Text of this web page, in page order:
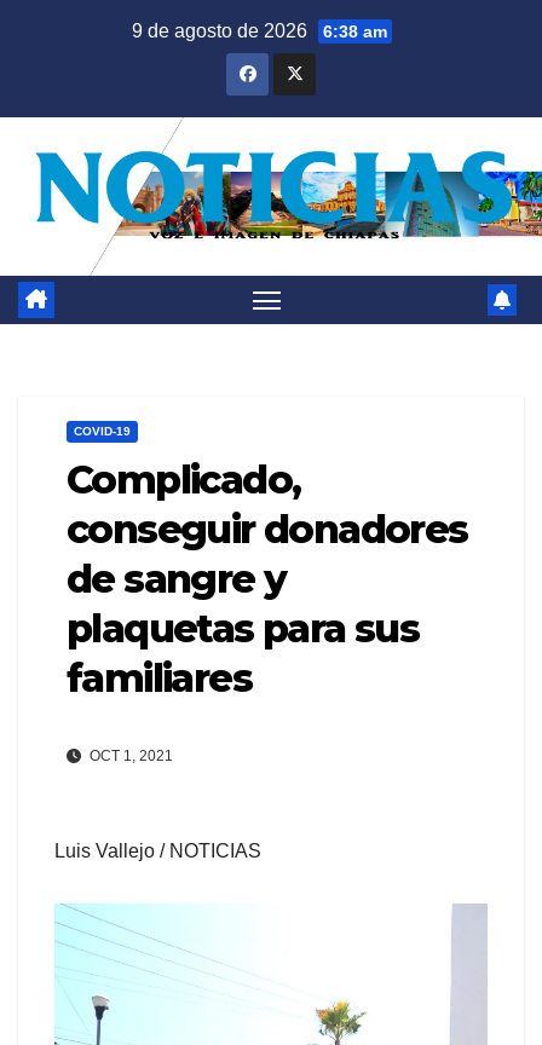
9 de agosto de 2026 6:38 am
COVID-19
Complicado,
conseguir donadores
de sangre y
plaquetas para sus
familiares
OCT 1, 2021
Luis Vallejo / NOTICIAS